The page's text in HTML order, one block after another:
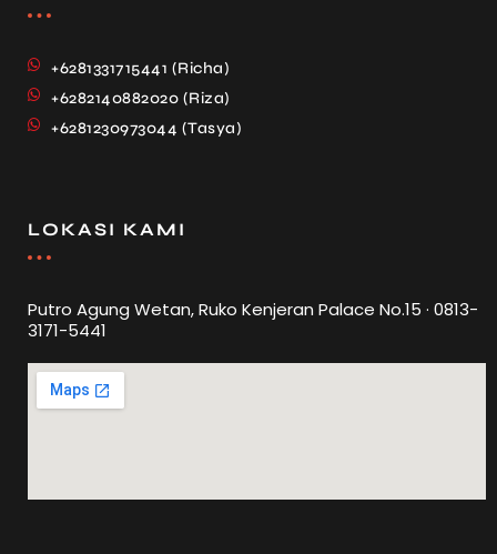
+6281331715441 (Richa)
+6282140882020 (Riza)
+6281230973044 (Tasya)
LOKASI KAMI
Putro Agung Wetan, Ruko Kenjeran Palace No.15 · 0813-
3171-5441